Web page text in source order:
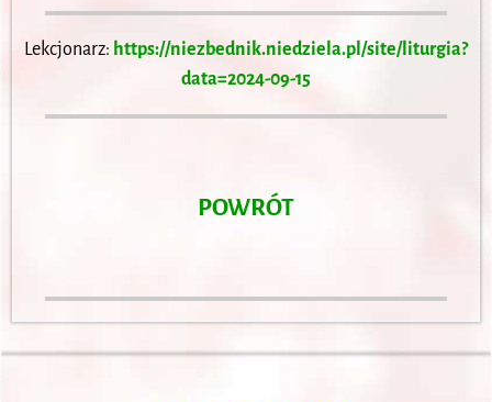
Lekcjonarz: https://niezbednik.niedziela.pl/site/liturgia?
data=2024-09-15
POWRÓT